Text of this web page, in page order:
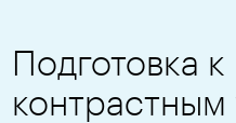
Подготовка к